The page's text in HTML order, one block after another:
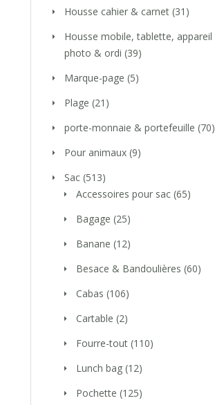
Housse cahier & carnet (31)
Housse mobile, tablette, appareil
photo & ordi (39)
Marque-page (5)
Plage (21)
porte-monnaie & portefeuille (70)
Pour animaux (9)
Sac (513)
Accessoires pour sac (65)
Bagage (25)
Banane (12)
Besace & Bandoulières (60)
Cabas (106)
Cartable (2)
Fourre-tout (110)
Lunch bag (12)
Pochette (125)